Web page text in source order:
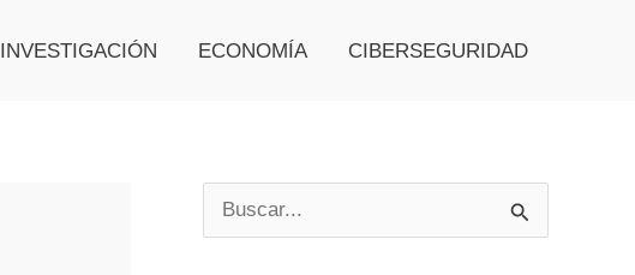
INVESTIGACIÓN ECONOMÍA CIBERSEGURIDAD
u